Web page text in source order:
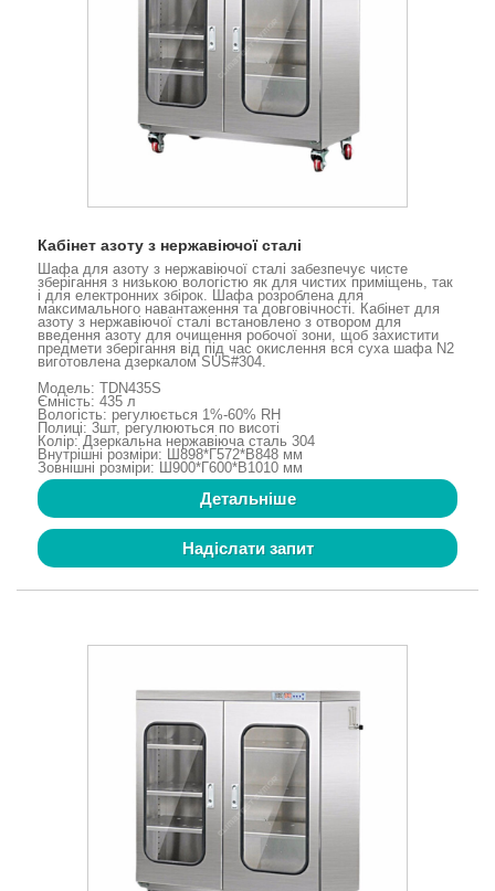
Кабінет азоту з нержавіючої сталі
Шафа для азоту з нержавіючої сталі забезпечує чисте
зберігання з низькою вологістю як для чистих приміщень, так
і для електронних збірок. Шафа розроблена для
максимального навантаження та довговічності. Кабінет для
азоту з нержавіючої сталі встановлено з отвором для
введення азоту для очищення робочої зони, щоб захистити
предмети зберігання від під час окислення вся суха шафа N2
виготовлена ​​дзеркалом SUS#304.
Модель: TDN435S
Ємність: 435 л
Вологість: регулюється 1%-60% RH
Полиці: 3шт, регулюються по висоті
Колір: Дзеркальна нержавіюча сталь 304
Внутрішні розміри: Ш898*Г572*В848 мм
Зовнішні розміри: Ш900*Г600*В1010 мм
Детальніше
Надіслати запит